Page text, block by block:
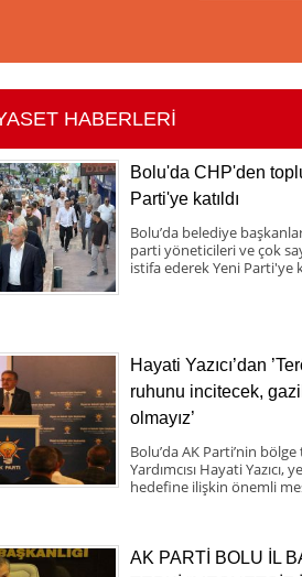
HABERLERİ
Bolu'da CHP'den
Parti'ye katıldı
Bolu’da belediye
parti yöneticileri ve çok
istifa ederek Yeni Parti'ye
Hayati Yazıcı’dan
ruhunu incitecek,
olmayız’
Bolu’da AK Parti’nin
Yardımcısı Hayati
hedefine ilişkin önemli
AK PARTİ BOLU İL